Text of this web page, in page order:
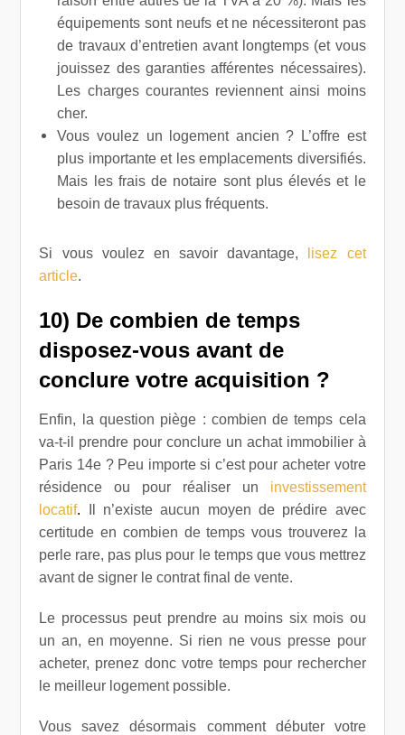
équipements sont neufs et ne nécessiteront pas
de travaux d’entretien avant longtemps (et vous
jouissez des garanties afférentes nécessaires).
Les charges courantes reviennent ainsi moins
cher.
Vous voulez un logement ancien ? L’offre est
plus importante et les emplacements diversifiés.
Mais les frais de notaire sont plus élevés et le
besoin de travaux plus fréquents.
Si vous voulez en savoir davantage,
lisez cet
article.
10) De combien de temps
disposez-vous avant de
conclure votre acquisition ?
Enfin, la question piège : combien de temps cela
va-t-il prendre pour conclure un achat immobilier à
Paris 14e ? Peu importe si c’est pour acheter votre
résidence ou pour réaliser un investissement
locatif.
Il n’existe aucun moyen de prédire avec
certitude en combien de temps vous trouverez la
perle rare, pas plus pour le temps que vous mettrez
avant de signer le contrat final de vente.
Le processus peut prendre au moins six mois ou
un an, en moyenne. Si rien ne vous presse pour
acheter, prenez donc votre temps pour rechercher
le meilleur logement possible.
Vous savez désormais comment débuter votre